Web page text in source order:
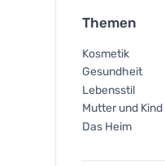
Themen
Kosmetik
Gesundheit
Lebensstil
Mutter und Kind
Das Heim